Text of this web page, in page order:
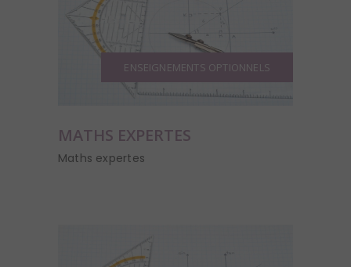
ENSEIGNEMENTS OPTIONNELS
MATHS EXPERTES
Maths expertes